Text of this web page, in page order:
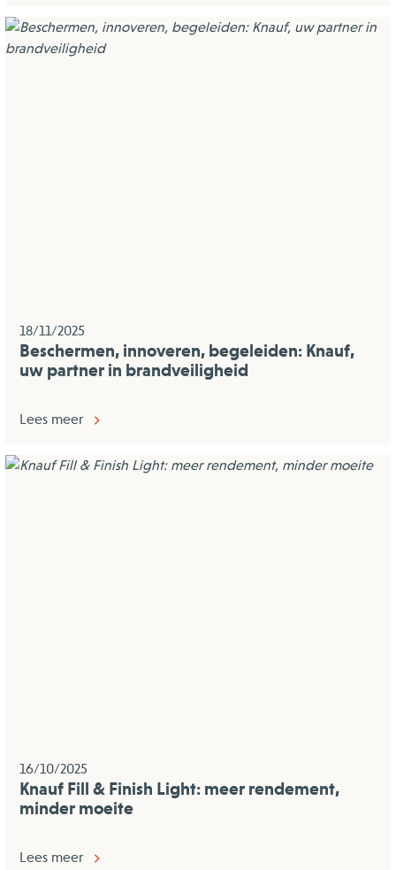
18/11/2025
Beschermen, innoveren, begeleiden: Knauf,
uw partner in brandveiligheid
Lees meer
16/10/2025
Knauf Fill & Finish Light: meer rendement,
minder moeite
Lees meer